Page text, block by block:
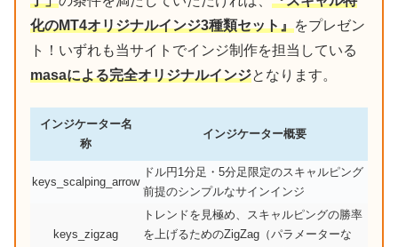
化のMT4オリジナルインジ3種類セット』をプレゼン
ト！いずれも当サイトでインジ制作を担当している
masaによる完全オリジナルインジとなります。
インジケーター名
称
インジケーター概要
keys_scalping_arrow
ドル円1分足・5分足限定のスキャルピング
前提のシンプルなサインインジ
keys_zigzag
トレンドを見極め、スキャルピングの勝率
を上げるためのZigZag（パラメーターな